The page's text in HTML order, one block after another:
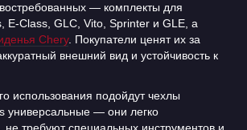
— комплекты для
E-Class, GLC, Vito, Sprinter и GLE, а
Chery. Покупатели ценят их за
внешний вид и устойчивость к
использования подойдут чехлы
универсальные — они легко